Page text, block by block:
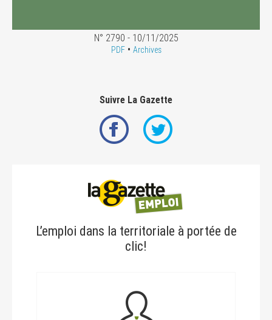
N° 2790 - 10/11/2025
PDF• Archives
Suivre La Gazette
L’emploi dans la territoriale à portée de
clic!